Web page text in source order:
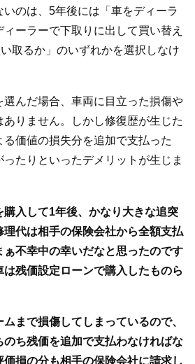
のは、5年後には「車をディーラ
ーラーで下取りに出して買い替え
取るか」のいずれかを選択しなけ
選んだ場合、車両に目立った損傷や
りません。しかし修復歴が生じた
価値の損失分を追加で支払った
たりといったデメリットが生じま
購入して1年後、かなり大きな追突
代は相手の保険会社から全額支払
不幸中の幸いだなと思ったのです
残価設定ローンで購入したものら
まで損傷してしまっているので、
ち残価を追加で支払わなければな
価損の分も相手の保険会社に請求し